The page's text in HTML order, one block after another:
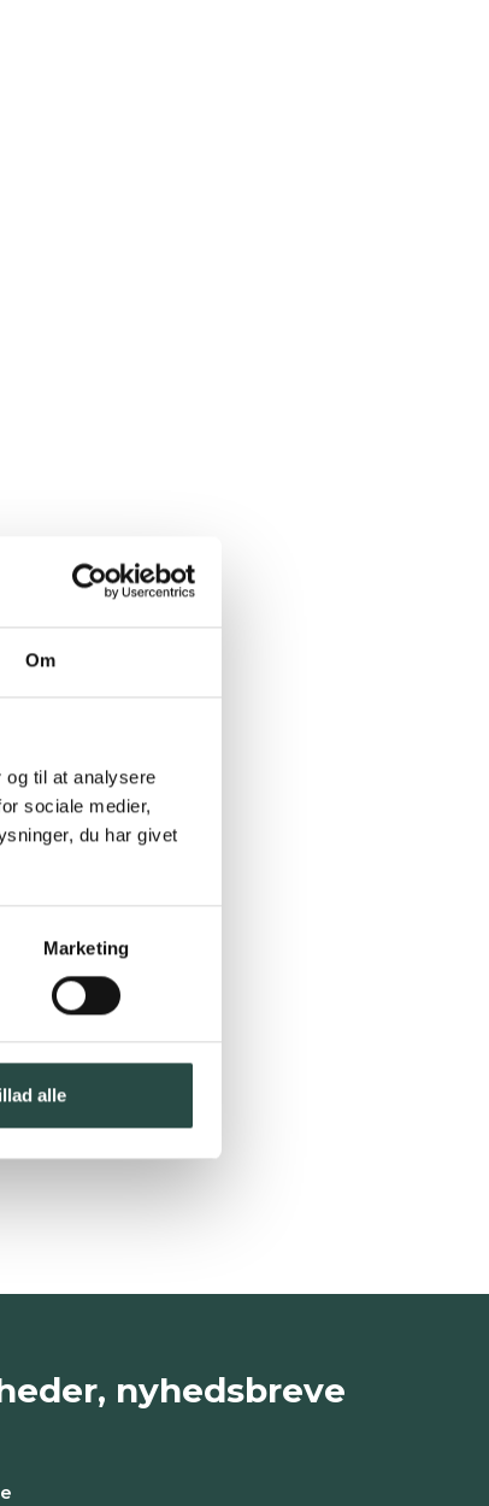
Om
til at analysere
sociale medier,
du har givet
Marketing
alle
nyhedsbreve